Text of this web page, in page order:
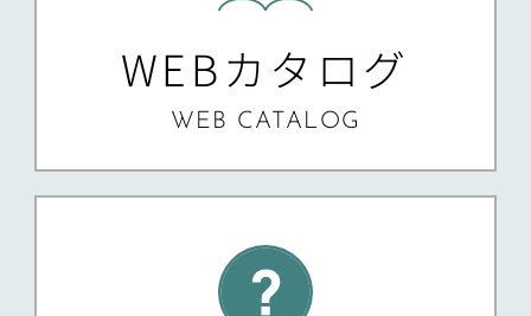
WEBカタログ
WEB CATALOG